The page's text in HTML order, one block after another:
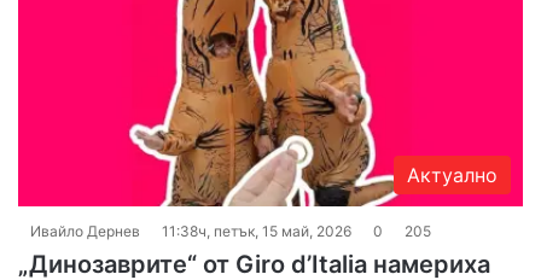
Актуално
Ивайло Дернев 11:38ч, петък, 15 май, 2026 0 205
„Динозаврите“ от Giro d’Italia намериха